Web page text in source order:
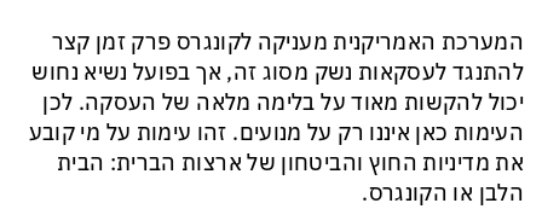
המערכת האמריקנית מעניקה לקונגרס פרק זמן קצר
להתנגד לעסקאות נשק מסוג זה, אך בפועל נשיא נחוש
יכול להקשות מאוד על בלימה מלאה של העסקה. לכן
העימות כאן איננו רק על מנועים. זהו עימות על מי קובע
את מדיניות החוץ והביטחון של ארצות הברית: הבית
הלבן או הקונגרס.